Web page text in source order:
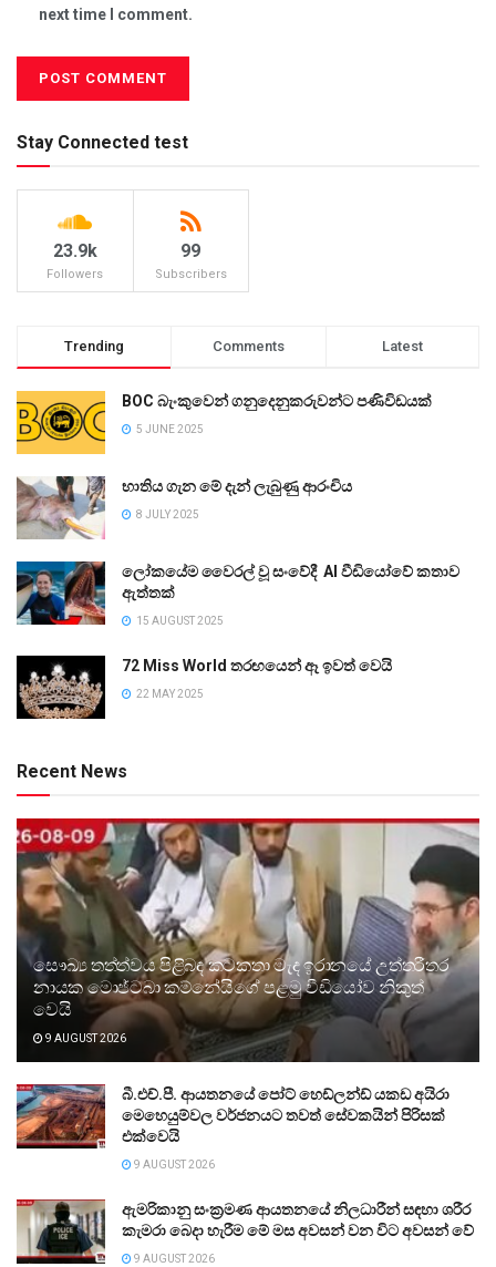
next time I comment.
Stay Connected test
23.9k
Followers
99
Subscribers
Trending Comments Latest
BOC බැංකුවෙන් ගනුදෙනුකරුවන්ට පණිවිඩයක්
5 JUNE 2025
භාතිය ගැන මේ දැන් ලැබුණු ආරංචිය
8 JULY 2025
ලෝකයේම වෛරල් වූ සංවේදී AI වීඩියෝවේ කතාව
ඇත්තක්
15 AUGUST 2025
72 Miss World තරඟයෙන් ඈ ඉවත් වෙයි
22 MAY 2025
Recent News
සෞඛ්‍ය තත්ත්වය පිළිබඳ කටකතා මැද ඉරානයේ උත්තරීතර
නායක මොජ්ටබා කම්නේයිගේ පළමු වීඩියෝව නිකුත්
වෙයි
9 AUGUST 2026
බී.එච්.පී. ආයතනයේ පෝට් හෙඩ්ලන්ඩ් යකඩ අයිරා
මෙහෙයුම්වල වර්ජනයට තවත් සේවකයින් පිරිසක්
එක්වෙයි
9 AUGUST 2026
ඇමරිකානු සංක්‍රමණ ආයතනයේ නිලධාරීන් සඳහා ශරීර
කැමරා බෙදා හැරීම මේ මස අවසන් වන විට අවසන් වේ
9 AUGUST 2026